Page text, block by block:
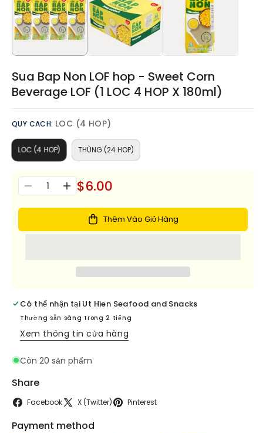
Sua Bap Non LOF hop - Sweet Corn
Beverage LOF (1 LOC 4 HOP X 180ml)
QUY CACH: LOC (4 HOP)
LOC (4 HOP) THÙNG (24 HOP)
Giảm
-
Sweet
Beverage
(1
4
HOP
180ml)
Số
Tăng
lượng
Non
LOF
-
Sweet
Beverage
(1
HOP
180ml)
$6.00
Thêm Vào Giỏ Hàng
Có thể nhận tại Ut Hien Seafood and Snacks
Thường sẵn sàng trong 2 tiếng
Xem thông tin cửa hàng
Còn 20 sản phẩm
Share
Facebook X (Twitter) Pinterest
Payment method